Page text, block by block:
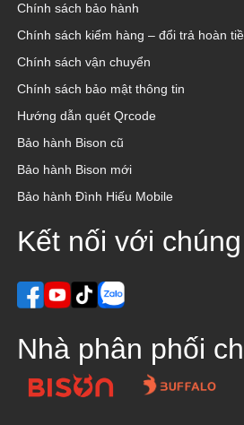
Chính sách bảo hành
Chính sách kiểm hàng – đổi trả hoàn
Chính sách vận chuyển
Chính sách bảo mật thông tin
Hướng dẫn quét Qrcode
Bảo hành Bison cũ
Bảo hành Bison mới
Bảo hành Đình Hiếu Mobile
Kết nối với
Nhà phân phối